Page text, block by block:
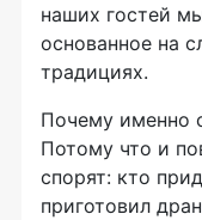
наших гостей
основанное на
традициях.
Почему именно
Потому что и
спорят: кто
приготовил